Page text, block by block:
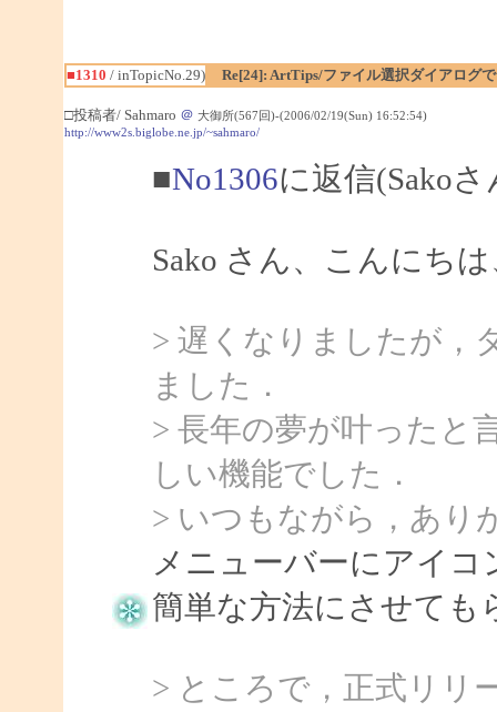
■1310 / inTopicNo.29) Re[24]: ArtTips/ファイル選択ダイアログ
□投稿者/ Sahmaro ＠ 大御所(567回)-(2006/02/19(Sun) 16:52:54)
http://www2s.biglobe.ne.jp/~sahmaro/
■No1306に返信(Sako
Sako さん、こんにちは
> 遅くなりましたが，
ました．
> 長年の夢が叶ったと
しい機能でした．
> いつもながら，あり
メニューバーにアイ
簡単な方法にさせても
> ところで，正式リリ